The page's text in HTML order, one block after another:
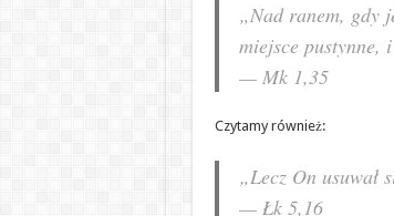
„Nad ranem, gdy
miejsce pustynne,
— Mk 1,35
Czytamy również:
„Lecz On usuwał
— Łk 5,16